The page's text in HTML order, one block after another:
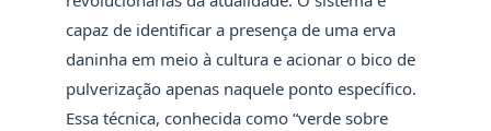
capaz de identificar a presença de uma erva
daninha em meio à cultura e acionar o bico de
pulverização apenas naquele ponto específico.
Essa técnica, conhecida como “verde sobre